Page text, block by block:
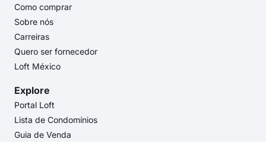
Como comprar
Sobre nós
Carreiras
Quero ser fornecedor
Loft México
Explore
Portal Loft
Lista de Condomínios
Guia de Venda